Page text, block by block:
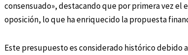
consensuado», destacando que por primera vez
oposición, lo que ha enriquecido la propuesta
Este presupuesto es considerado histórico debido